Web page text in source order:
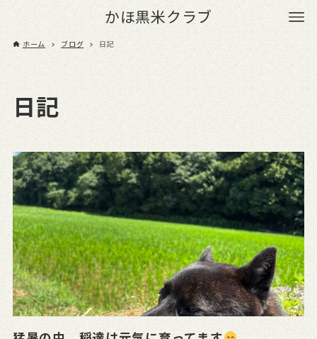
かほ黒米クラブ
ホーム ブログ 日記
日記